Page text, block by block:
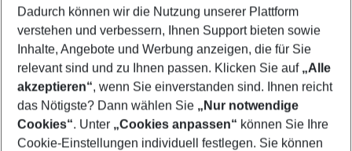
Who will travel
2 adults No children
Show more filter
Dadurch können wir die Nutzung unserer Plattform
verstehen und verbessern, Ihnen Support bieten sowie
Inhalte, Angebote und Werbung anzeigen, die für Sie
relevant sind und zu Ihnen passen. Klicken Sie auf „Alle
akzeptieren“, wenn Sie einverstanden sind. Ihnen reicht
das Nötigste? Dann wählen Sie „Nur notwendige
Cookies“. Unter „Cookies anpassen“ können Sie Ihre
Cookie-Einstellungen individuell festlegen. Sie können